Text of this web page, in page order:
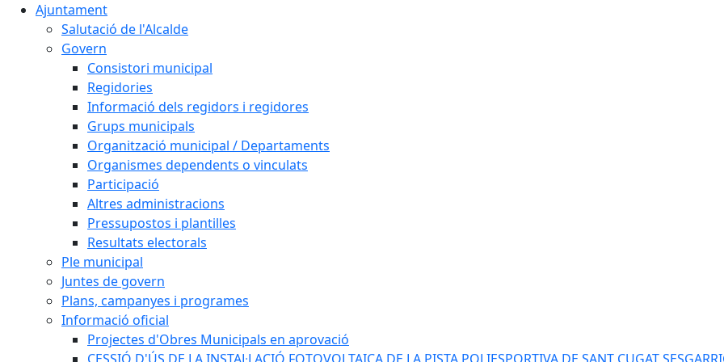
Ajuntament
Salutació de l'Alcalde
Govern
Consistori municipal
Regidories
Informació dels regidors i regidores
Grups municipals
Organització municipal / Departaments
Organismes dependents o vinculats
Participació
Altres administracions
Pressupostos i plantilles
Resultats electorals
Ple municipal
Juntes de govern
Plans, campanyes i programes
Informació oficial
Projectes d'Obres Municipals en aprovació